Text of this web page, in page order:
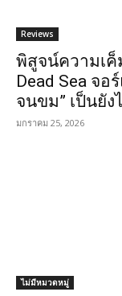
Reviews
พิสูจน์ความเค็
Dead Sea จอ
จนขม” เป็นยัง
มกราคม 25, 2026
ไม่มีหมวดหมู่